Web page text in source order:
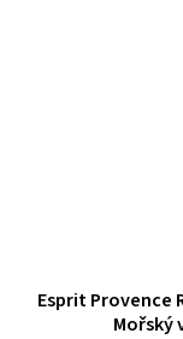
Esprit
Mořský